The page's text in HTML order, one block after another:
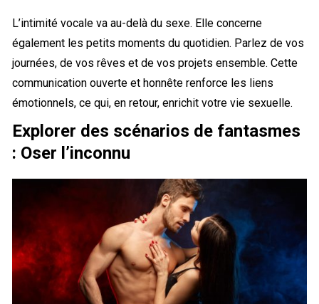
L’intimité vocale va au-delà du sexe. Elle concerne
également les petits moments du quotidien. Parlez de vos
journées, de vos rêves et de vos projets ensemble. Cette
communication ouverte et honnête renforce les liens
émotionnels, ce qui, en retour, enrichit votre vie sexuelle.
Explorer des scénarios de fantasmes
: Oser l’inconnu